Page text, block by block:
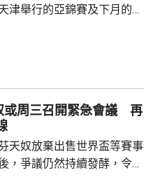
津舉行的亞錦賽及下月的名
，確定無緣本屆亞錦賽與亞
賽事中取得好成績，也期待
盈瑩4月跟隨國
入中國女排30人大名單...
或周三召開緊急會議 再
天奴放棄出售世界盃等賽事
，爭議仍然持續發酵，令他